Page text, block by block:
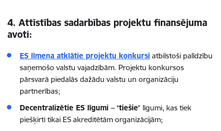
4. Attīstības sadarbības projektu finansējuma
avoti:
ES līmeņa atklātie projektu konkursi atbilstoši palīdzību
saņemošo valstu vajadzībām. Projektu konkursos
pārsvarā piedalās dažādu valstu un organizāciju
partnerības;
Decentralizētie ES līgumi – ‘tiešie’ līgumi, kas tiek
piešķirti tikai ES akreditētām organizācijām;